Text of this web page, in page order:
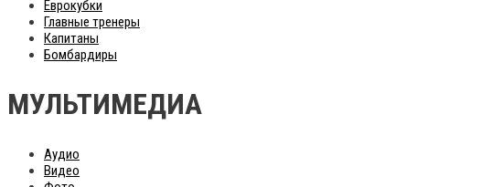
Еврокубки
Главные тренеры
Капитаны
Бомбардиры
МУЛЬТИМЕДИА
Аудио
Видео